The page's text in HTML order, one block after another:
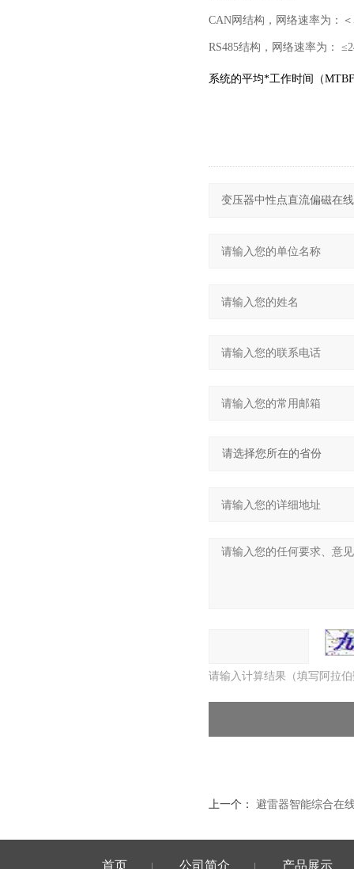
CAN网结构，网络速率为：＜
RS485结构，网络速率为：
系统的平均*工作时间（
请输入计算结果（填写阿拉
上一个： 避雷器智能综合在
首页 | 公司简介 | 产品展示